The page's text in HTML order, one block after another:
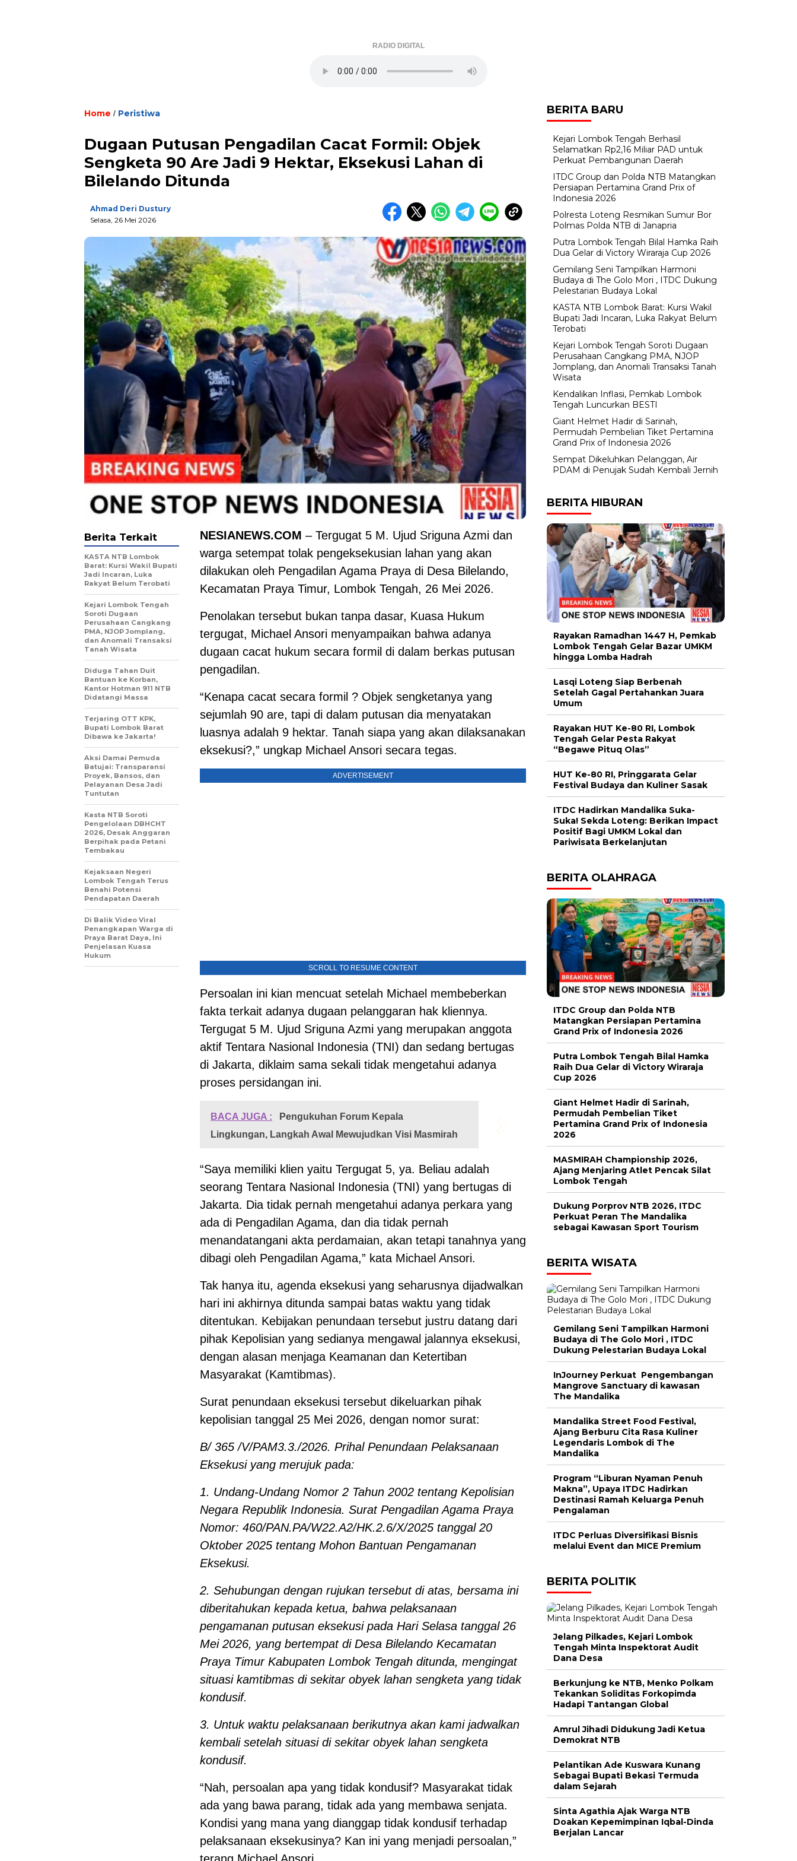
RADIO DIGITAL
Home / Peristiwa
Dugaan Putusan Pengadilan Cacat Formil: Objek
Sengketa 90 Are Jadi 9 Hektar, Eksekusi Lahan di
Bilelando Ditunda
Ahmad Deri Dustury
Selasa, 26 Mei 2026
NESIANEWS.COM – Tergugat 5 M. Ujud Sriguna Azmi dan
warga setempat tolak pengeksekusian lahan yang akan
dilakukan oleh Pengadilan Agama Praya di Desa Bilelando,
Kecamatan Praya Timur, Lombok Tengah, 26 Mei 2026.
Penolakan tersebut bukan tanpa dasar, Kuasa Hukum
tergugat, Michael Ansori menyampaikan bahwa adanya
dugaan cacat hukum secara formil di dalam berkas putusan
pengadilan.
“Kenapa cacat secara formil ? Objek sengketanya yang
sejumlah 90 are, tapi di dalam putusan dia menyatakan
luasnya adalah 9 hektar. Tanah siapa yang akan dilaksanakan
eksekusi?,” ungkap Michael Ansori secara tegas.
ADVERTISEMENT
SCROLL TO RESUME CONTENT
Persoalan ini kian mencuat setelah Michael membeberkan
fakta terkait adanya dugaan pelanggaran hak kliennya.
Tergugat 5 M. Ujud Sriguna Azmi yang merupakan anggota
aktif Tentara Nasional Indonesia (TNI) dan sedang bertugas
di Jakarta, diklaim sama sekali tidak mengetahui adanya
proses persidangan ini.
BACA JUGA :
Pengukuhan Forum Kepala
Lingkungan, Langkah Awal Mewujudkan Visi Masmirah
“Saya memiliki klien yaitu Tergugat 5, ya. Beliau adalah
seorang Tentara Nasional Indonesia (TNI) yang bertugas di
Jakarta. Dia tidak pernah mengetahui adanya perkara yang
ada di Pengadilan Agama, dan dia tidak pernah
menandatangani akta perdamaian, akan tetapi tanahnya yang
dibagi oleh Pengadilan Agama,” kata Michael Ansori.
Tak hanya itu, agenda eksekusi yang seharusnya dijadwalkan
hari ini akhirnya ditunda sampai batas waktu yang tidak
ditentukan. Kebijakan penundaan tersebut justru datang dari
pihak Kepolisian yang sedianya mengawal jalannya eksekusi,
dengan alasan menjaga Keamanan dan Ketertiban
Masyarakat (Kamtibmas).
Surat penundaan eksekusi tersebut dikeluarkan pihak
kepolisian tanggal 25 Mei 2026, dengan nomor surat:
B/ 365 /V/PAM3.3./2026. Prihal Penundaan Pelaksanaan
Eksekusi yang merujuk pada:
1. Undang-Undang Nomor 2 Tahun 2002 tentang Kepolisian
Negara Republik Indonesia. Surat Pengadilan Agama Praya
Nomor: 460/PAN.PA/W22.A2/HK.2.6/X/2025 tanggal 20
Oktober 2025 tentang Mohon Bantuan Pengamanan
Eksekusi.
2. Sehubungan dengan rujukan tersebut di atas, bersama ini
diberitahukan kepada ketua, bahwa pelaksanaan
pengamanan putusan eksekusi pada Hari Selasa tanggal 26
Mei 2026, yang bertempat di Desa Bilelando Kecamatan
Praya Timur Kabupaten Lombok Tengah ditunda, mengingat
situasi kamtibmas di sekitar obyek lahan sengketa yang tidak
kondusif.
3. Untuk waktu pelaksanaan berikutnya akan kami jadwalkan
kembali setelah situasi di sekitar obyek lahan sengketa
kondusif.
“Nah, persoalan apa yang tidak kondusif? Masyarakat tidak
ada yang bawa parang, tidak ada yang membawa senjata.
Kondisi yang mana yang dianggap tidak kondusif terhadap
pelaksanaan eksekusinya? Kan ini yang menjadi persoalan,”
Berita Terkait
KASTA NTB Lombok
Barat: Kursi Wakil Bupati
Jadi Incaran, Luka
Rakyat Belum Terobati
Kejari Lombok Tengah
Soroti Dugaan
Perusahaan Cangkang
PMA, NJOP Jomplang,
dan Anomali Transaksi
Tanah Wisata
Diduga Tahan Duit
Bantuan ke Korban,
Kantor Hotman 911 NTB
Didatangi Massa
Terjaring OTT KPK,
Bupati Lombok Barat
Dibawa ke Jakarta!
Aksi Damai Pemuda
Batujai: Transparansi
Proyek, Bansos, dan
Pelayanan Desa Jadi
Tuntutan
Kasta NTB Soroti
Pengelolaan DBHCHT
2026, Desak Anggaran
Berpihak pada Petani
Tembakau
Kejaksaan Negeri
Lombok Tengah Terus
Benahi Potensi
Pendapatan Daerah
Di Balik Video Viral
Penangkapan Warga di
Praya Barat Daya, Ini
Penjelasan Kuasa
Hukum
BERITA BARU
Kejari Lombok Tengah Berhasil
Selamatkan Rp2,16 Miliar PAD untuk
Perkuat Pembangunan Daerah
ITDC Group dan Polda NTB Matangkan
Persiapan Pertamina Grand Prix of
Indonesia 2026
Polresta Loteng Resmikan Sumur Bor
Polmas Polda NTB di Janapria
Putra Lombok Tengah Bilal Hamka Raih
Dua Gelar di Victory Wiraraja Cup 2026
Gemilang Seni Tampilkan Harmoni
Budaya di The Golo Mori , ITDC Dukung
Pelestarian Budaya Lokal
KASTA NTB Lombok Barat: Kursi Wakil
Bupati Jadi Incaran, Luka Rakyat Belum
Terobati
Kejari Lombok Tengah Soroti Dugaan
Perusahaan Cangkang PMA, NJOP
Jomplang, dan Anomali Transaksi Tanah
Wisata
Kendalikan Inflasi, Pemkab Lombok
Tengah Luncurkan BESTI
Giant Helmet Hadir di Sarinah,
Permudah Pembelian Tiket Pertamina
Grand Prix of Indonesia 2026
Sempat Dikeluhkan Pelanggan, Air
PDAM di Penujak Sudah Kembali Jernih
BERITA HIBURAN
Rayakan Ramadhan 1447 H, Pemkab
Lombok Tengah Gelar Bazar UMKM
hingga Lomba Hadrah
Lasqi Loteng Siap Berbenah
Setelah Gagal Pertahankan Juara
Umum
Rayakan HUT Ke-80 RI, Lombok
Tengah Gelar Pesta Rakyat
“Begawe Pituq Olas”
HUT Ke-80 RI, Pringgarata Gelar
Festival Budaya dan Kuliner Sasak
ITDC Hadirkan Mandalika Suka-
Suka! Sekda Loteng: Berikan Impact
Positif Bagi UMKM Lokal dan
Pariwisata Berkelanjutan
BERITA OLAHRAGA
ITDC Group dan Polda NTB
Matangkan Persiapan Pertamina
Grand Prix of Indonesia 2026
Putra Lombok Tengah Bilal Hamka
Raih Dua Gelar di Victory Wiraraja
Cup 2026
Giant Helmet Hadir di Sarinah,
Permudah Pembelian Tiket
Pertamina Grand Prix of Indonesia
2026
MASMIRAH Championship 2026,
Ajang Menjaring Atlet Pencak Silat
Lombok Tengah
Dukung Porprov NTB 2026, ITDC
Perkuat Peran The Mandalika
sebagai Kawasan Sport Tourism
BERITA WISATA
Gemilang Seni Tampilkan Harmoni
Budaya di The Golo Mori , ITDC
Dukung Pelestarian Budaya Lokal
InJourney Perkuat Pengembangan
Mangrove Sanctuary di kawasan
The Mandalika
Mandalika Street Food Festival,
Ajang Berburu Cita Rasa Kuliner
Legendaris Lombok di The
Mandalika
Program “Liburan Nyaman Penuh
Makna”, Upaya ITDC Hadirkan
Destinasi Ramah Keluarga Penuh
Pengalaman
ITDC Perluas Diversifikasi Bisnis
melalui Event dan MICE Premium
BERITA POLITIK
Jelang Pilkades, Kejari Lombok
Tengah Minta Inspektorat Audit
Dana Desa
Berkunjung ke NTB, Menko Polkam
Tekankan Soliditas Forkopimda
Hadapi Tantangan Global
Amrul Jihadi Didukung Jadi Ketua
Demokrat NTB
Pelantikan Ade Kuswara Kunang
Sebagai Bupati Bekasi Termuda
dalam Sejarah
Sinta Agathia Ajak Warga NTB
Doakan Kepemimpinan Iqbal-Dinda
Berjalan Lancar